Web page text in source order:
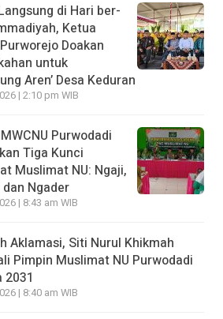
di Hari ber-
Ketua
Doakan
untuk
Aren’ Desa Keduran
| 2:10 pm WIB
Purwodadi
Tiga Kunci
Muslimat NU: Ngaji,
dan Ngader
| 8:43 am WIB
Aklamasi, Siti Nurul Khikmah
Pimpin Muslimat NU Purwodadi
2031
| 8:40 am WIB